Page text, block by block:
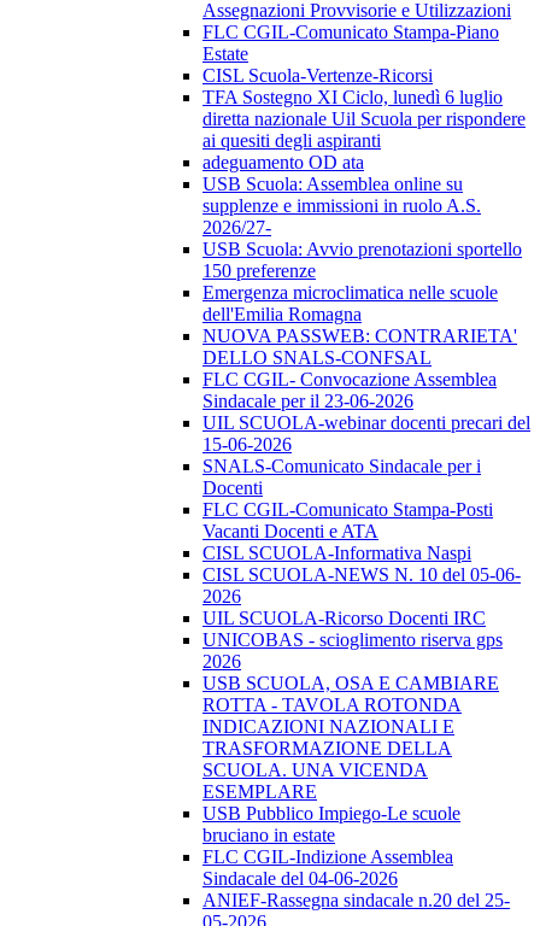
Assegnazioni Provvisorie e Utilizzazioni
FLC CGIL-Comunicato Stampa-Piano
Estate
CISL Scuola-Vertenze-Ricorsi
TFA Sostegno XI Ciclo, lunedì 6 luglio
diretta nazionale Uil Scuola per rispondere
ai quesiti degli aspiranti
adeguamento OD ata
USB Scuola: Assemblea online su
supplenze e immissioni in ruolo A.S.
2026/27-
USB Scuola: Avvio prenotazioni sportello
150 preferenze
Emergenza microclimatica nelle scuole
dell'Emilia Romagna
NUOVA PASSWEB: CONTRARIETA'
DELLO SNALS-CONFSAL
FLC CGIL- Convocazione Assemblea
Sindacale per il 23-06-2026
UIL SCUOLA-webinar docenti precari del
15-06-2026
SNALS-Comunicato Sindacale per i
Docenti
FLC CGIL-Comunicato Stampa-Posti
Vacanti Docenti e ATA
CISL SCUOLA-Informativa Naspi
CISL SCUOLA-NEWS N. 10 del 05-06-
2026
UIL SCUOLA-Ricorso Docenti IRC
UNICOBAS - scioglimento riserva gps
2026
USB SCUOLA, OSA E CAMBIARE
ROTTA - TAVOLA ROTONDA
INDICAZIONI NAZIONALI E
TRASFORMAZIONE DELLA
SCUOLA. UNA VICENDA
ESEMPLARE
USB Pubblico Impiego-Le scuole
bruciano in estate
FLC CGIL-Indizione Assemblea
Sindacale del 04-06-2026
ANIEF-Rassegna sindacale n.20 del 25-